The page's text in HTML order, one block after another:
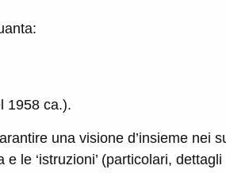
1958 ca.).
una visione d’insieme nei
le ‘istruzioni’ (particolari,